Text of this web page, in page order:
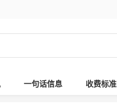
一句话信息 收费标准